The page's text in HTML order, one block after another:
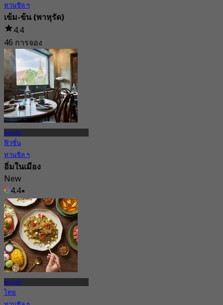
ทานชิล ๆ
เข้ม-ข้น (พาหุรัด)
4.4
46 การจอง
จาก ฿ 230
พระนคร
ฟิวชั่น
ทานชิล ๆ
อิ่มในเมือง
New
4.4
จาก฿ 733
พระนคร
ไทย